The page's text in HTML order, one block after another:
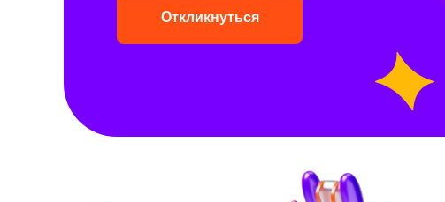
Откликнуться